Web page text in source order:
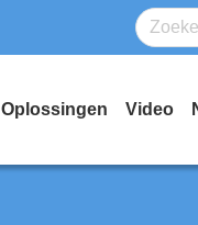
Oplossingen Video